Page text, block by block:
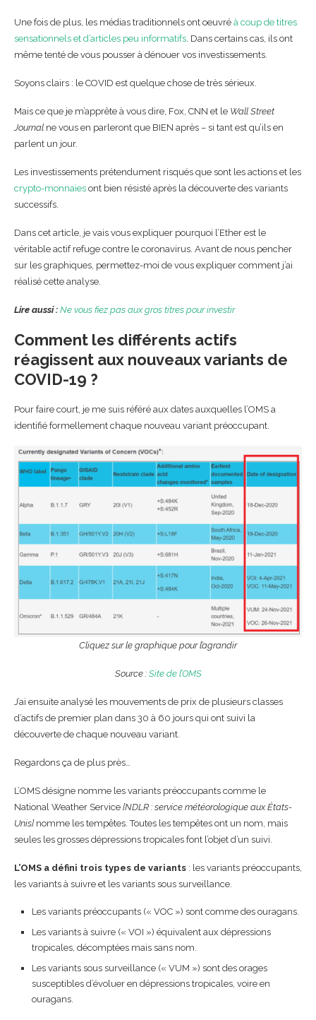
Une fois de plus, les médias traditionnels ont oeuvré à coup de titres
sensationnels et d’articles peu informatifs . Dans certains cas, ils ont
même tenté de vous pousser à dénouer vos investissements.
Soyons clairs : le COVID est quelque chose de très sérieux.
Mais ce que je m’apprête à vous dire, Fox, CNN et le Wall Street
Journal ne vous en parleront que BIEN après – si tant est qu’ils en
parlent un jour.
Les investissements prétendument risqués que sont les actions et les
crypto-monnaies ont bien résisté après la découverte des variants
successifs.
Dans cet article, je vais vous expliquer pourquoi l’Ether est le
véritable actif refuge contre le coronavirus. Avant de nous pencher
sur les graphiques, permettez-moi de vous expliquer comment j’ai
réalisé cette analyse.
Lire aussi : Ne vous fiez pas aux gros titres pour investir
Comment les différents actifs
réagissent aux nouveaux variants de
COVID-19 ?
Pour faire court, je me suis référé aux dates auxquelles l’OMS a
identifié formellement chaque nouveau variant préoccupant.
Cliquez sur le graphique pour l’agrandir
Source : Site de l’OMS
J’ai ensuite analysé les mouvements de prix de plusieurs classes
d’actifs de premier plan dans 30 à 60 jours qui ont suivi la
découverte de chaque nouveau variant.
Regardons ça de plus près…
L’OMS désigne nomme les variants préoccupants comme le
National Weather Service [NDLR : service météorologique aux États-
Unis]nomme les tempêtes. Toutes les tempêtes ont un nom, mais
seules les grosses dépressions tropicales font l’objet d’un suivi.
L’OMS a défini trois types de variants : les variants préoccupants,
les variants à suivre et les variants sous surveillance.
Les variants préoccupants (« VOC ») sont comme des ouragans.
Les variants à suivre (« VOI ») équivalent aux dépressions
tropicales, décomptées mais sans nom.
Les variants sous surveillance (« VUM ») sont des orages
susceptibles d’évoluer en dépressions tropicales, voire en
ouragans.